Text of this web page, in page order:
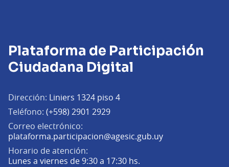
Plataforma de Participación
Ciudadana Digital
Dirección: Liniers 1324 piso 4
Teléfono: (+598) 2901 2929
Correo electrónico:
plataforma.participacion@agesic.gub.uy(Abrir en una
Horario de atención:
Lunes a viernes de 9:30 a 17:30 hs.